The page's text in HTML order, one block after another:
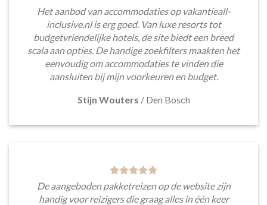
Het aanbod van accommodaties op vakantieall-
inclusive.nl is erg goed. Van luxe resorts tot
budgetvriendelijke hotels, de site biedt een breed
scala aan opties. De handige zoekfilters maakten het
eenvoudig om accommodaties te vinden die
aansluiten bij mijn voorkeuren en budget.
Stijn Wouters / Den Bosch
De aangeboden pakketreizen op de website zijn
handig voor reizigers die graag alles in één keer